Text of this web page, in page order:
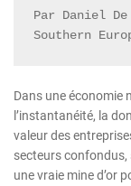
Par Daniel
Southern
Dans une économie
l’instantanéité, la
valeur des
secteurs confondus,
une vraie mine d’or